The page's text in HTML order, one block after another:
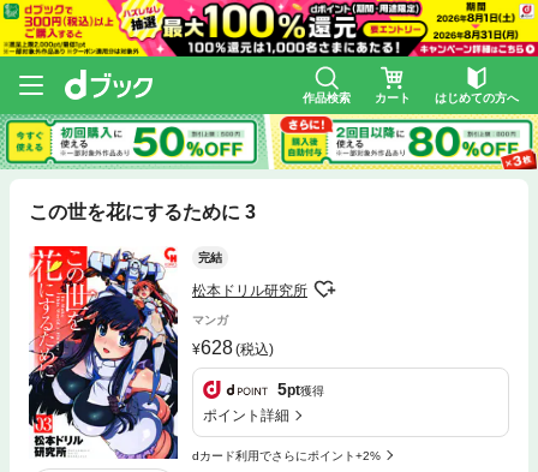
作品検索 カート はじめての方へ
この世を花にするために 3
完結
松本ドリル研究所
マンガ
628(税込)
5pt獲得
ポイント詳細
dカード利用でさらにポイント+2%